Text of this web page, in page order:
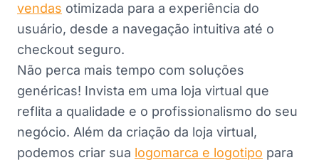
vendas otimizada para a experiência do
usuário, desde a navegação intuitiva até o
checkout seguro.
Não perca mais tempo com soluções
genéricas! Invista em uma loja virtual que
reflita a qualidade e o profissionalismo do seu
negócio. Além da criação da loja virtual,
podemos criar sua logomarca e logotipo para